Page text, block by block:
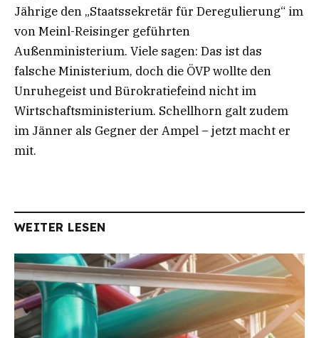
Jährige den „Staatssekretär für Deregulierung“ im
von Meinl-Reisinger geführten
Außenministerium. Viele sagen: Das ist das
falsche Ministerium, doch die ÖVP wollte den
Unruhegeist und Bürokratiefeind nicht im
Wirtschaftsministerium. Schellhorn galt zudem
im Jänner als Gegner der Ampel – jetzt macht er
mit.
WEITER LESEN